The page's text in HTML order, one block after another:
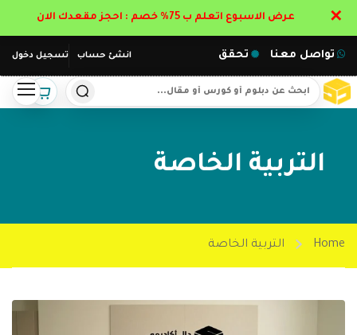
انشئ حساب تسجيل دخول تواصل معنا تحقق
التربية الخاصة
Home التربية الخاصة
عرض الاسبوع اتعلم ب 75% خصم : احجز مقعدك الان ✕